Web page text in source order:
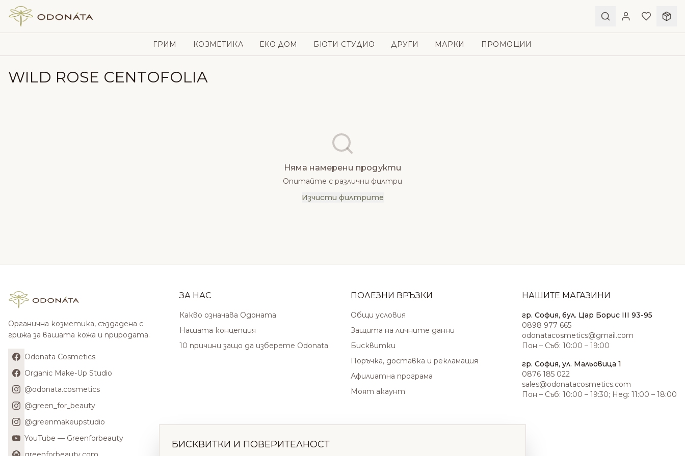
Skip to content
ГРИМ КОЗМЕТИКА ЕКО ДОМ БЮТИ СТУДИО ДРУГИ МАРКИ ПРОМОЦИИ
WILD ROSE CENTOFOLIA
Няма намерени продукти
Опитайте с различни филтри
Изчисти филтрите
Органична козметика, създадена с
грижа за вашата кожа и природата.
Odonata Cosmetics
Organic Make-Up Studio
@odonata.cosmetics
@green_for_beauty
@greenmakeupstudio
YouTube — Greenforbeauty
ЗА НАС
Какво означава Одоната
Нашата концепция
10 причини защо да изберете Odonata
ПОЛЕЗНИ ВРЪЗКИ
Общи условия
Защита на личните данни
Бисквитки
Поръчка, доставка и рекламация
Афилиатна програма
Моят акаунт
НАШИТЕ МАГАЗИНИ
гр. София, бул. Цар Борис III 93-95
0898 977 665
odonatacosmetics@gmail.com
Пон – Съб: 10:00 – 19:00
гр. София, ул. Мальовица 1
0876 185 022
sales@odonatacosmetics.com
Пон – Съб: 10:00 – 19:30; Нед: 11:00 – 18:00
БИСКВИТКИ И ПОВЕРИТЕЛНОСТ